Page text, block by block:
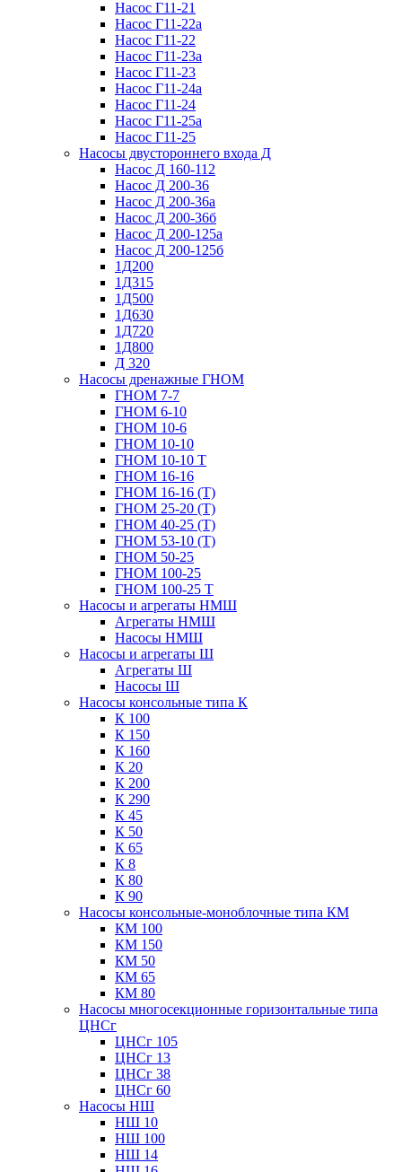
Насос Г11-21
Насос Г11-22а
Насос Г11-22
Насос Г11-23а
Насос Г11-23
Насос Г11-24а
Насос Г11-24
Насос Г11-25а
Насос Г11-25
Насосы двустороннего входа Д
Насос Д 160-112
Насос Д 200-36
Насос Д 200-36а
Насос Д 200-36б
Насос Д 200-125а
Насос Д 200-125б
1Д200
1Д315
1Д500
1Д630
1Д720
1Д800
Д 320
Насосы дренажные ГНОМ
ГНОМ 7-7
ГНОМ 6-10
ГНОМ 10-6
ГНОМ 10-10
ГНОМ 10-10 Т
ГНОМ 16-16
ГНОМ 16-16 (Т)
ГНОМ 25-20 (Т)
ГНОМ 40-25 (Т)
ГНОМ 53-10 (Т)
ГНОМ 50-25
ГНОМ 100-25
ГНОМ 100-25 Т
Насосы и агрегаты НМШ
Агрегаты НМШ
Насосы НМШ
Насосы и агрегаты Ш
Агрегаты Ш
Насосы Ш
Насосы консольные типа К
К 100
К 150
К 160
К 20
К 200
К 290
К 45
К 50
К 65
К 8
К 80
К 90
Насосы консольные-моноблочные типа КМ
КМ 100
КМ 150
КМ 50
КМ 65
КМ 80
Насосы многосекционные горизонтальные типа
ЦНСг
ЦНСг 105
ЦНСг 13
ЦНСг 38
ЦНСг 60
Насосы НШ
НШ 10
НШ 100
НШ 14